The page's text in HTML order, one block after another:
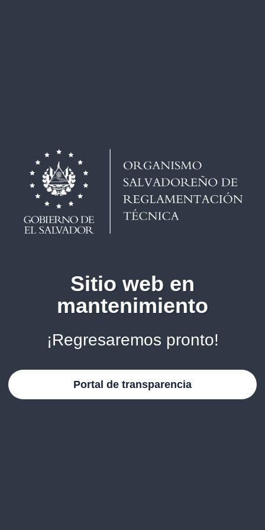
Sitio web en
mantenimiento
¡Regresaremos pronto!
Portal de transparencia